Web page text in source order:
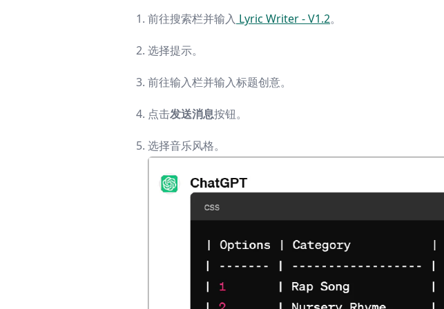
前往搜索栏并输入 Lyric Writer - V1.2。
选择提示。
前往输入栏并输入标题创意。
点击发送消息按钮。
选择音乐风格。